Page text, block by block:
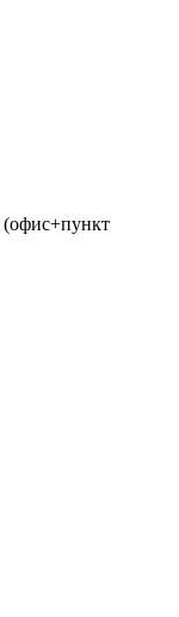
(офис+пункт